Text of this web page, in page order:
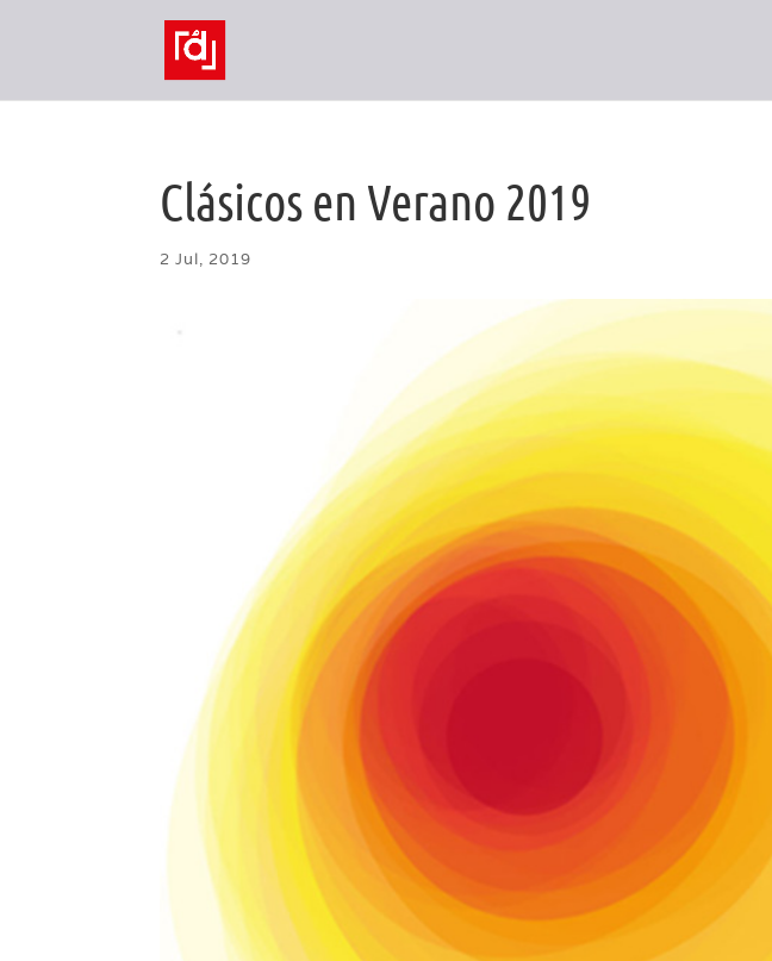
Clásicos en Verano 2019
2 Jul, 2019